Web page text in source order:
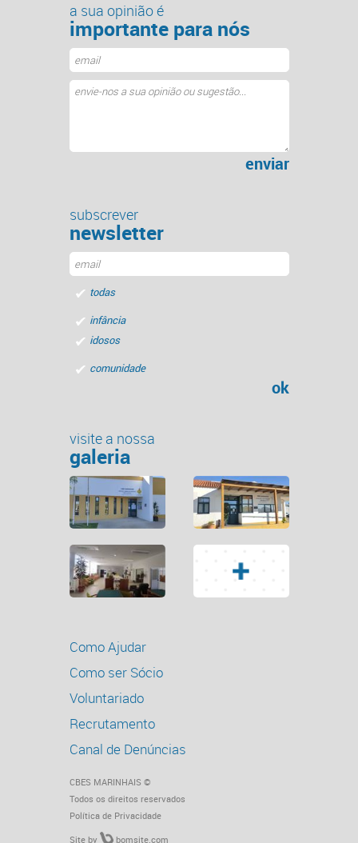
a sua opinião é
importante para nós
enviar
subscrever
newsletter
todas
infância
idosos
comunidade
ok
visite a nossa
galeria
Como Ajudar
Como ser Sócio
Voluntariado
Recrutamento
Canal de Denúncias
CBES MARINHAIS ©
Todos os direitos reservados
Política de Privacidade
Site by bomsite.com